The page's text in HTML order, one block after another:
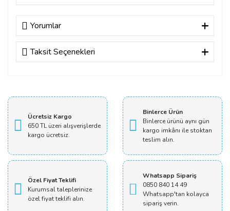
Yorumlar
Bu ürüne ilk yorumu siz yapın!
Taksit Seçenekleri
Ücretsiz Kargo
650 TL üzeri alışverişlerde
kargo ücretsiz.
Binlerce Ürün
Binlerce ürünü aynı gün
kargo imkânı ile stoktan
teslim alın.
Özel Fiyat Teklifi
Kurumsal taleplerinize
özel fiyat teklifi alın.
Whatsapp Sipariş
0850 840 14 49
Whatsapp'tan kolayca
sipariş verin.